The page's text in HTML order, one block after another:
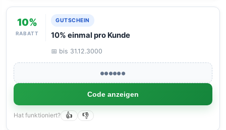
10%
RABATT
GUTSCHEIN
10% einmal pro Kunde
📅 bis 31.12.3000
●●●●●●
Code anzeigen
Hat funktioniert? 👍 👎